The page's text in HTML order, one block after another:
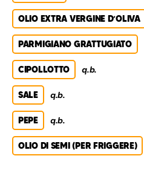
OLIO EXTRA VERGINE D’OLIVA
PARMIGIANO GRATTUGIATO
CIPOLLOTTO q.b.
SALE q.b.
PEPE q.b.
OLIO DI SEMI (PER FRIGGERE)